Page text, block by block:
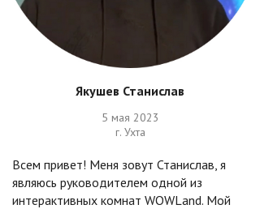
Якушев Станислав
5 мая 2023
г. Ухта
Всем привет! Меня зовут Станислав, я
являюсь руководителем одной из
интерактивных комнат WOWLand. Мой